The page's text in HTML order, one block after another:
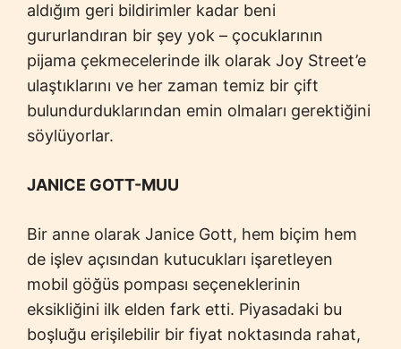
aldığım geri bildirimler kadar beni
gururlandıran bir şey yok – çocuklarının
pijama çekmecelerinde ilk olarak Joy Street’e
ulaştıklarını ve her zaman temiz bir çift
bulundurduklarından emin olmaları gerektiğini
söylüyorlar.
JANICE GOTT-MUU
Bir anne olarak Janice Gott, hem biçim hem
de işlev açısından kutucukları işaretleyen
mobil göğüs pompası seçeneklerinin
eksikliğini ilk elden fark etti. Piyasadaki bu
boşluğu erişilebilir bir fiyat noktasında rahat,